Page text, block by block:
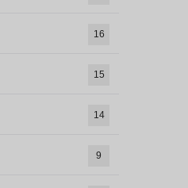
16
15
14
9